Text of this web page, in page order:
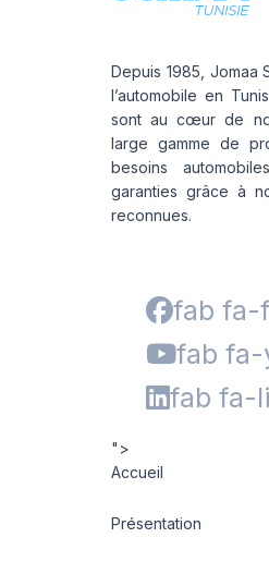
Depuis 1985, Jomaa
l’automobile en
sont au cœur de
large gamme de
besoins
garanties grâce à
reconnues.
fab fa-
fab fa-
fab fa-
">
Accueil
Présentation